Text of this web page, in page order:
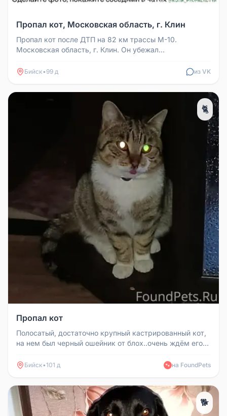
Пропал кот, Московская область, г. Клин
Пропал кот после ДТП на 82 км трассы М-10.
Московская область, г. Клин. Он убежал
Бийск• 99 д из VK
🐈
Пропал кот
Полосатый, достаточно крупный кастрированный кот,
на нем был черный ошейник от блох..очень ждём его
Бийск•101 д 🐾 на FoundPets
🐕